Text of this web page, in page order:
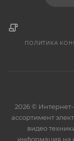
ПОЛИТИКА
2026 ©
ассортимент
видео
информация на